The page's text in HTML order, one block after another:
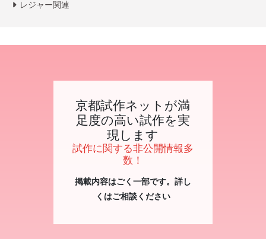
レジャー関連
京都試作ネットが満
足度の高い試作を実
現します
試作に関する非公開情報多
数！
掲載内容はごく一部です。詳し
くはご相談ください